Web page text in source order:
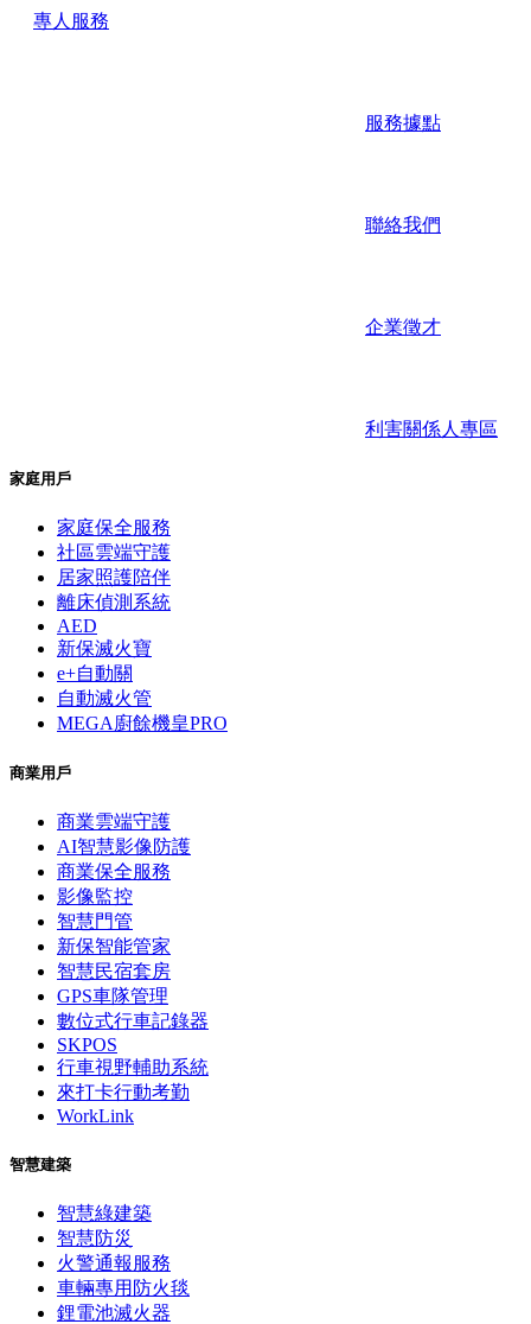
專人服務
服務據點
聯絡我們
企業徵才
利害關係人專區
家庭用戶
家庭保全服務
社區雲端守護
居家照護陪伴
離床偵測系統
AED
新保滅火寶
e+自動關
自動滅火管
MEGA廚餘機皇PRO
商業用戶
商業雲端守護
AI智慧影像防護
商業保全服務
影像監控
智慧門管
新保智能管家
智慧民宿套房
GPS車隊管理
數位式行車記錄器
SKPOS
行車視野輔助系統
來打卡行動考勤
WorkLink
智慧建築
智慧綠建築
智慧防災
火警通報服務
車輛專用防火毯
鋰電池滅火器